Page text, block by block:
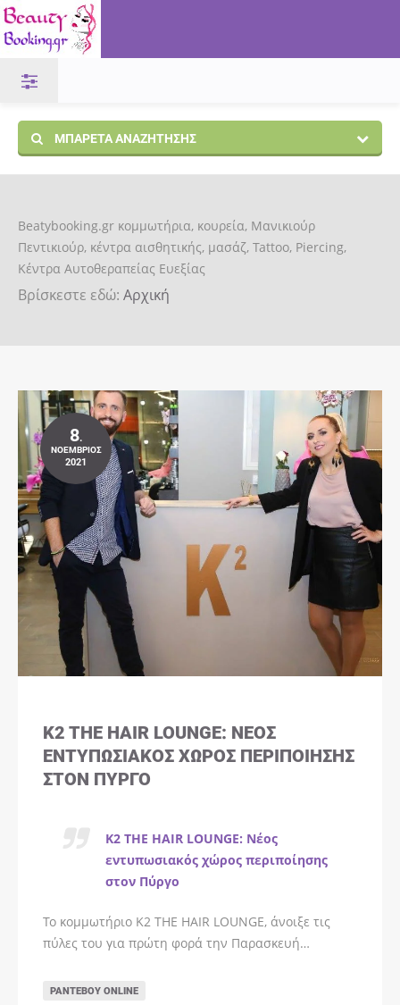
ΜΠΑΡΈΤΑ ΑΝΑΖΉΤΗΣΗΣ
Beatybooking.gr κομμωτήρια, κουρεία, Μανικιούρ
Πεντικιούρ, κέντρα αισθητικής, μασάζ, Tattoo, Piercing,
Κέντρα Αυτοθεραπείας Ευεξίας
Βρίσκεστε εδώ: Αρχική
8.
ΝΟΈΜΒΡΙΟΣ
2021
K2 THE HAIR LOUNGE: ΝΈΟΣ
ΕΝΤΥΠΩΣΙΑΚΌΣ ΧΏΡΟΣ ΠΕΡΙΠΟΊΗΣΗΣ
ΣΤΟΝ ΠΎΡΓΟ
K2 THE HAIR LOUNGE: Νέος
εντυπωσιακός χώρος περιποίησης
στον Πύργο
Το κομμωτήριο K2 THE HAIR LOUNGE, άνοιξε τις
πύλες του για πρώτη φορά την Παρασκευή…
ΡΑΝΤΕΒΟΎ ONLINE